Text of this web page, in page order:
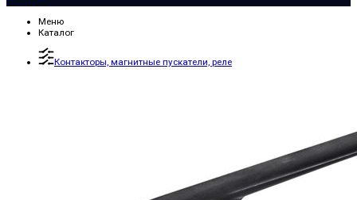
Меню
Каталог
Контакторы, магнитные пускатели, реле